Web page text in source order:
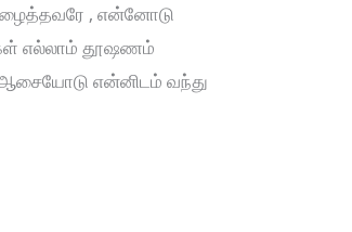
, என்னோடு
எல்லாம் தூஷணம்
ஆசையோடு என்னிடம் வந்து